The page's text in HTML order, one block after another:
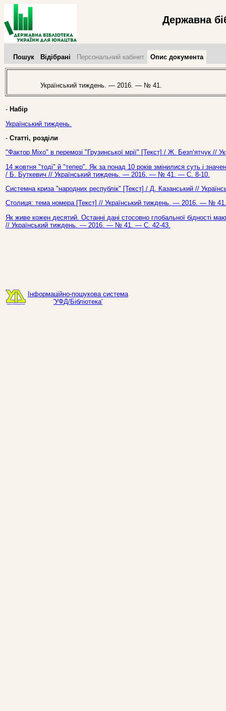
Державна
Пошук Відібрані Персональний кабінет Опис документа
Український тиждень. — 2016. — № 41.
- Набір
Український тиждень.
- Статті, розділи
"Фактор Міхо" в перемозі "Грузинської мрії" [Текст] / Ж.
14 жовтня "тоді" й "тепер". Як за понад 10 років змінилися суть і
/ Б. Буткевич // Український тиждень. — 2016. — № 41. — С. 8-10.
Системна криза "народних республік" [Текст] / Д. Казанський //
Столиця: тема номера [Текст] // Український тиждень. — 2016. — №
Як живе кожен десятий. Останні дані стосовно глобальної бідності
// Український тиждень. — 2016. — № 41. — С. 42-43.
Інформаційно-пошукова система
'УФД/Бібліотека'